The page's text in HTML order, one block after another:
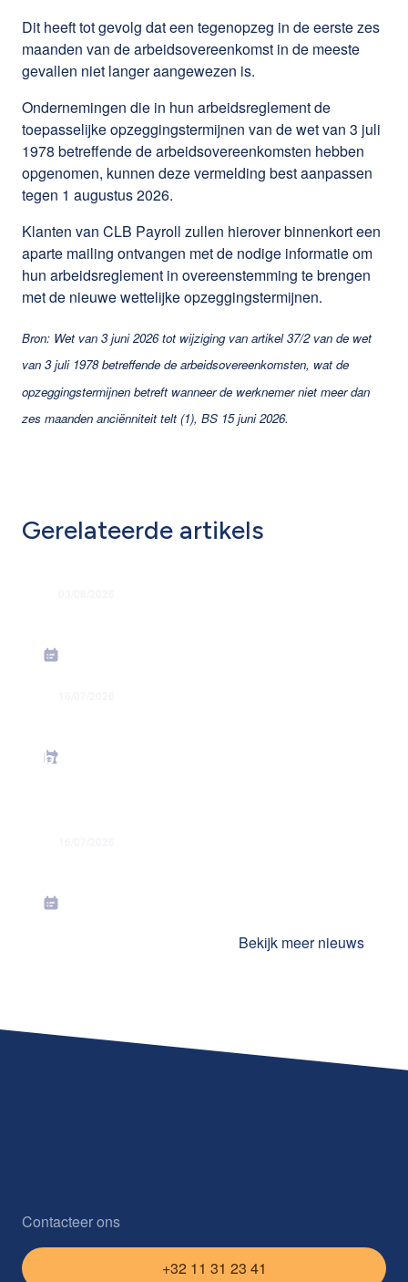
Dit heeft tot gevolg dat een tegenopzeg in de eerste zes
maanden van de arbeidsovereenkomst in de meeste
gevallen niet langer aangewezen is.
Ondernemingen die in hun arbeidsreglement de
toepasselijke opzeggingstermijnen van de wet van 3 juli
1978 betreffende de arbeidsovereenkomsten hebben
opgenomen, kunnen deze vermelding best aanpassen
tegen 1 augustus 2026.
Klanten van CLB Payroll zullen hierover binnenkort een
aparte mailing ontvangen met de nodige informatie om
hun arbeidsreglement in overeenstemming te brengen
met de nieuwe wettelijke opzeggingstermijnen.
Bron: Wet van 3 juni 2026 tot wijziging van artikel 37/2 van de wet
van 3 juli 1978 betreffende de arbeidsovereenkomsten, wat de
opzeggingstermijnen betreft wanneer de werknemer niet meer dan
zes maanden anciënniteit telt (1), BS 15 juni 2026.
Gerelateerde artikels
bedrag juni 2026
Bekijk meer nieuws
Contacteer ons
+32 11 31 23 41